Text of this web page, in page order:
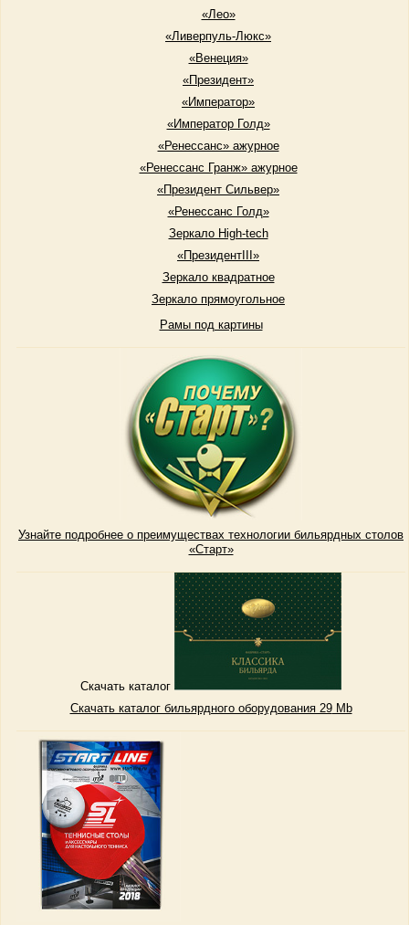
«Лео»
«Ливерпуль-Люкс»
«Венеция»
«Президент»
«Император»
«Император Голд»
«Ренессанс» ажурное
«Ренессанс Гранж» ажурное
«Президент Сильвер»
«Ренессанс Голд»
Зеркало High-tech
«ПрезидентIII»
Зеркало квадратное
Зеркало прямоугольное
Рамы под картины
Узнайте подробнее о преимуществах технологии бильярдных столов
«Старт»
Скачать каталог
Скачать каталог бильярдного оборудования 29Mb